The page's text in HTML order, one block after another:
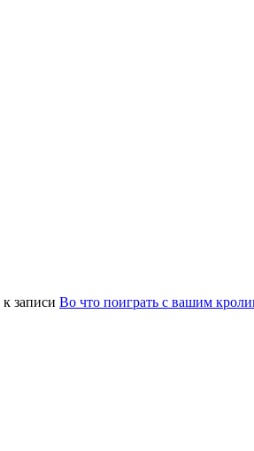
к записи Во что поиграть с вашим